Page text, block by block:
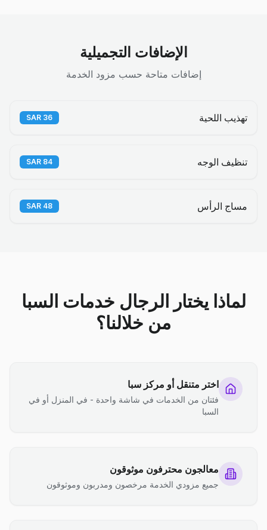
الإضافات التجميلية
إضافات متاحة حسب مزود الخدمة
تهذيب اللحية 36
SAR
تنظيف الوجه 84
SAR
مساج الرأس 48
SAR
لماذا يختار الرجال خدمات السبا
من خلالنا؟
اختر متنقل أو مركز سبا
فئتان من الخدمات في شاشة واحدة - في المنزل أو في
السبا
معالجون محترفون موثوقون
جميع مزودي الخدمة مرخصون ومدربون وموثوقون